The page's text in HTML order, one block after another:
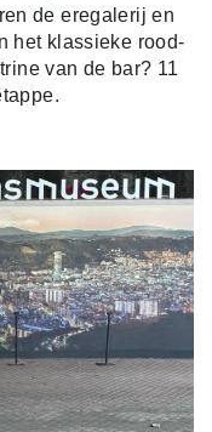
de eregalerij en
het klassieke rood-
van de bar? 11